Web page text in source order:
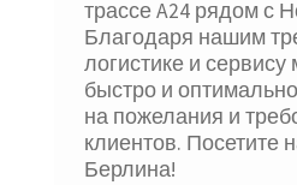
трассе A24 рядом с
Благодаря нашим
логистике и
быстро и
на пожелания и
клиентов. Посетите
Берлина!